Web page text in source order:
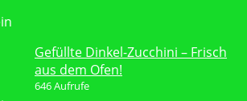
Gefüllte Dinkel-Zucchini – Frisch
aus dem Ofen!
646 Aufrufe